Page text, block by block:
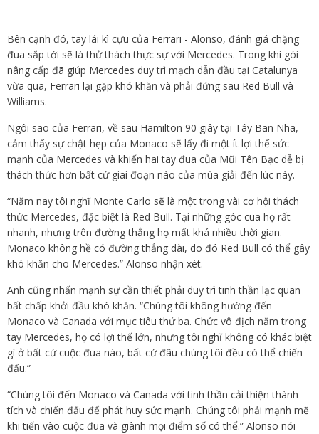
Bên cạnh đó, tay lái kì cựu của Ferrari - Alonso, đánh giá chặng
đua sắp tới sẽ là thử thách thực sự với Mercedes. Trong khi gói
nâng cấp đã giúp Mercedes duy trì mạch dẫn đầu tại Catalunya
vừa qua, Ferrari lại gặp khó khăn và phải đứng sau Red Bull và
Williams.
Ngôi sao của Ferrari, về sau Hamilton 90 giây tại Tây Ban Nha,
cảm thấy sự chật hẹp của Monaco sẽ lấy đi một ít lợi thế sức
mạnh của Mercedes và khiến hai tay đua của Mũi Tên Bạc dễ bị
thách thức hơn bất cứ giai đoạn nào của mùa giải đến lúc này.
“Năm nay tôi nghĩ Monte Carlo sẽ là một trong vài cơ hội thách
thức Mercedes, đặc biệt là Red Bull. Tại những góc cua họ rất
nhanh, nhưng trên đường thẳng họ mất khá nhiều thời gian.
Monaco không hề có đường thẳng dài, do đó Red Bull có thể gây
khó khăn cho Mercedes.” Alonso nhận xét.
Anh cũng nhấn mạnh sự cần thiết phải duy trì tinh thần lạc quan
bất chấp khởi đầu khó khăn. “Chúng tôi không hướng đến
Monaco và Canada với mục tiêu thứ ba. Chức vô địch nằm trong
tay Mercedes, họ có lợi thế lớn, nhưng tôi nghĩ không có khác biệt
gì ở bất cứ cuộc đua nào, bất cứ đâu chúng tôi đều có thể chiến
đấu.”
“Chúng tôi đến Monaco và Canada với tinh thần cải thiện thành
tích và chiến đấu để phát huy sức mạnh. Chúng tôi phải mạnh mẽ
khi tiến vào cuộc đua và giành mọi điểm số có thể.” Alonso nói